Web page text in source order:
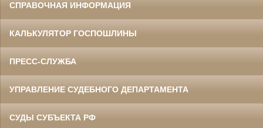
СПРАВОЧНАЯ ИНФОРМАЦИЯ
КАЛЬКУЛЯТОР ГОСПОШЛИНЫ
ПРЕСС-СЛУЖБА
УПРАВЛЕНИЕ СУДЕБНОГО ДЕПАРТАМЕНТА
СУДЫ СУБЪЕКТА РФ